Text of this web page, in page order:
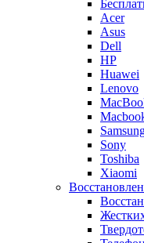
Acer
Asus
Dell
HP
Huawei
Lenovo
Sony
Toshiba
Xiaomi